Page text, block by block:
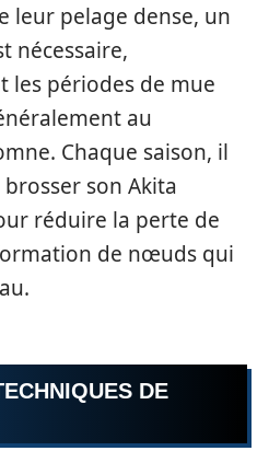
leur pelage dense, un
nécessaire,
les périodes de mue
au
Chaque saison, il
son Akita
réduire la perte de
de nœuds qui
DE